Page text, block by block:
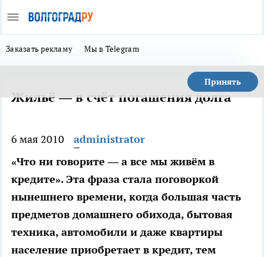
Заказать рекламу Мы в Telegram
Принять
Жильё — в счёт погашения долга
6 мая 2010
administrator
«Что ни говорите — а все мы живём в
кредите». Эта фраза стала поговоркой
нынешнего времени, когда большая часть
предметов домашнего обихода, бытовая
техника, автомобили и даже квартиры
население приобретает в кредит, тем